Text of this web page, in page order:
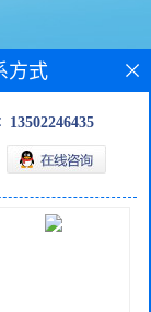
69-1
方式
13502246435